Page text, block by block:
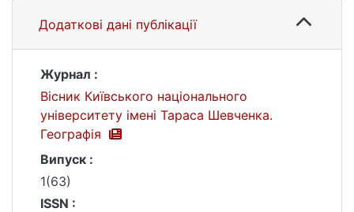
Додаткові дані публікації
Журнал :
Вісник Київського національного
університету імені Тараса Шевченка.
Географія
Випуск :
1(63)
ISSN :